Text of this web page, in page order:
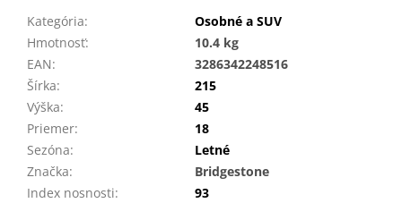
Kategória:
Osobné a SUV
Hmotnosť:
10.4 kg
EAN:
3286342248516
Šírka:
215
Výška:
45
Priemer:
18
Sezóna:
Letné
Značka:
Bridgestone
Index nosnosti:
93